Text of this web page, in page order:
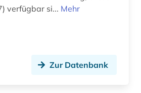
amtliche statistik (2)
amtsdrucksache (14)
verfügbar si... Mehr
Zur Datenbank